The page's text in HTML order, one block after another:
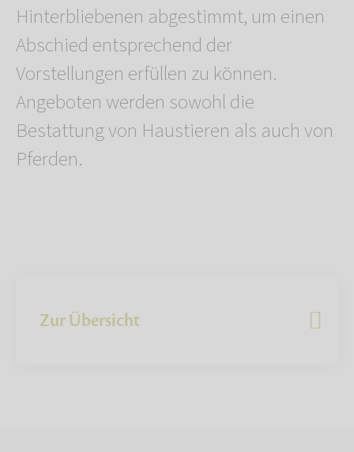
Hinterbliebenen abgestimmt, um einen
Abschied entsprechend der
Vorstellungen erfüllen zu können.
Angeboten werden sowohl die
Bestattung von Haustieren als auch von
Pferden.
Zur Übersicht